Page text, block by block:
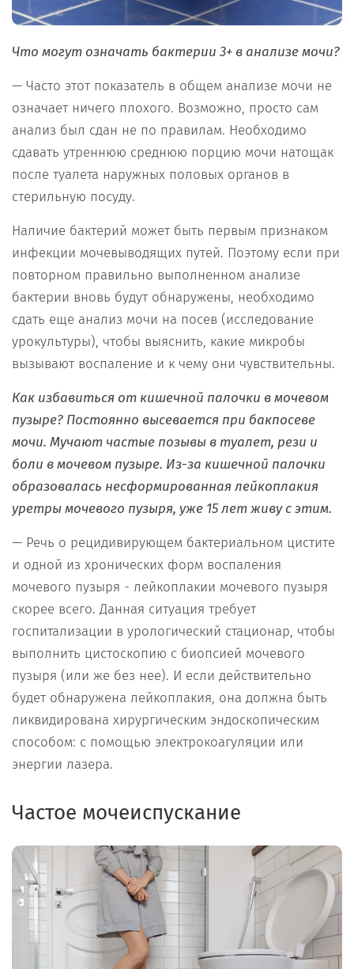
Что могут означать бактерии 3+ в анализе мочи?
— Часто этот показатель в общем анализе мочи не
означает ничего плохого. Возможно, просто сам
анализ был сдан не по правилам. Необходимо
сдавать утреннюю среднюю порцию мочи натощак
после туалета наружных половых органов в
стерильную посуду.
Наличие бактерий может быть первым признаком
инфекции мочевыводящих путей. Поэтому если при
повторном правильно выполненном анализе
бактерии вновь будут обнаружены, необходимо
сдать еще анализ мочи на посев (исследование
урокультуры), чтобы выяснить, какие микробы
вызывают воспаление и к чему они чувствительны.
Как избавиться от кишечной палочки в мочевом
пузыре? Постоянно высевается при бакпосеве
мочи. Мучают частые позывы в туалет, рези и
боли в мочевом пузыре. Из-за кишечной палочки
образовалась несформированная лейкоплакия
уретры мочевого пузыря, уже 15 лет живу с этим.
— Речь о рецидивирующем бактериальном цистите
и одной из хронических форм воспаления
мочевого пузыря - лейкоплакии мочевого пузыря
скорее всего. Данная ситуация требует
госпитализации в урологический стационар, чтобы
выполнить цистоскопию с биопсией мочевого
пузыря (или же без нее). И если действительно
будет обнаружена лейкоплакия, она должна быть
ликвидирована хирургическим эндоскопическим
способом: с помощью электрокоагуляции или
энергии лазера.
Частое мочеиспускание